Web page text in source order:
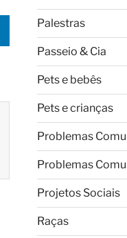
Palestras
Passeio & Cia
Pets e bebês
Pets e crianças
Problemas
Problemas
Projetos Sociais
Raças